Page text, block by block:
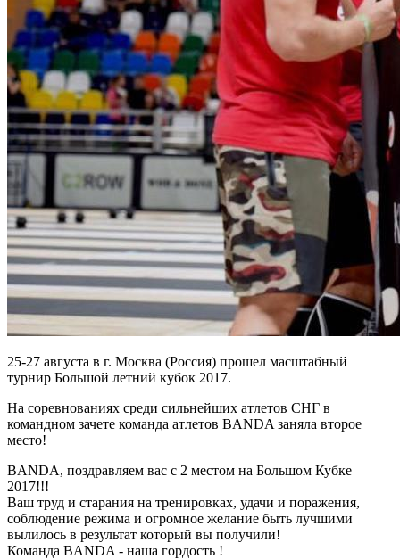
25-27 августа в г. Москва (Россия) прошел масштабный
турнир Большой летний кубок 2017.
На соревнованиях среди сильнейших атлетов СНГ в
командном зачете команда атлетов BANDA заняла второе
место!
BANDA, поздравляем вас с 2 местом на Большом Кубке
2017!!!
Ваш труд и старания на тренировках, удачи и поражения,
соблюдение режима и огромное желание быть лучшими
вылилось в результат который вы получили!
Команда BANDA - наша гордость !